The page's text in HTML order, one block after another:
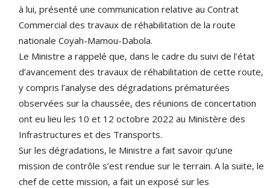
à lui, présenté une communication relative au Contrat
Commercial des travaux de réhabilitation de la route
nationale Coyah-Mamou-Dabola.
Le Ministre a rappelé que, dans le cadre du suivi de l’état
d’avancement des travaux de réhabilitation de cette route,
y compris l’analyse des dégradations prématurées
observées sur la chaussée, des réunions de concertation
ont eu lieu les 10 et 12 octobre 2022 au Ministère des
Infrastructures et des Transports.
Sur les dégradations, le Ministre a fait savoir qu’une
mission de contrôle s’est rendue sur le terrain. A la suite, le
chef de cette mission, a fait un exposé sur les